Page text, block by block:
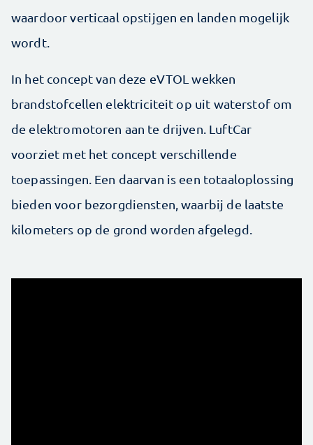
waardoor verticaal opstijgen en landen mogelijk
wordt.
In het concept van deze eVTOL wekken
brandstofcellen elektriciteit op uit waterstof om
de elektromotoren aan te drijven. LuftCar
voorziet met het concept verschillende
toepassingen. Een daarvan is een totaaloplossing
bieden voor bezorgdiensten, waarbij de laatste
kilometers op de grond worden afgelegd.